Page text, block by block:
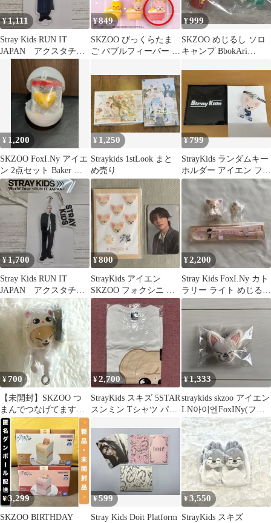
¥1,111
Stray Kids RUN IT
JAPAN アクスタチャ
ーム アイエン
¥849
SKZOO びっくらたま
ご バブルフィーバー フ
キズ
¥999
SKZOO めじるし ソロ
キャンプ BbokAri
¥ 1,200
SKZOO FoxI.Ny アイエ
ン 2点セット Baker ソ
ロキャンプ
¥ 1,250
Straykids 1stLook まと
め売り
¥799
StrayKids ランダムキー
ホルダー アイエン フォ
クシニー FoxINy
¥1,700
Stray Kids RUN IT
JAPAN アクスタチャ
ーム フィリックス
¥800
StrayKids アイエン
SKZOO フォクシニ オ
ンラインくじ 2点セッ
¥2,200
Stray Kids FoxI.Ny カト
ラリー ライト めじるし
セット
¥700
【未開封】SKZOO つ
まんでつなげてますこ
っと フォクシニー
¥2,700
StrayKids スキズ 5STAR
スンミン Tシャツ パピ
¥1,333
straykids skzoo アイエン
I.N아이엔FoxINy(フォ
クシニー)
¥3,299
SKZOO BIRTHDAY
¥599
Stray Kids Doit Platform
¥3,550
StrayKids スキズ